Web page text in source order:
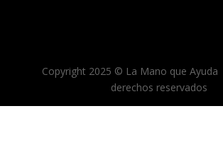
Copyright 2025 © La Mano que
derechos reservados